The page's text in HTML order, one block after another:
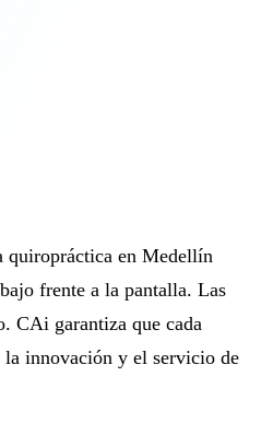
quiropráctica en Medellín
frente a la pantalla. Las
CAi garantiza que cada
la innovación y el servicio de